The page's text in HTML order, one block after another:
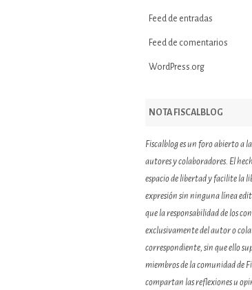
Feed de entradas
Feed de comentarios
WordPress.org
NOTA FISCALBLOG
Fiscalblog es un foro abierto a
autores y colaboradores. El
espacio de libertad y facilite la
expresión sin ninguna línea
que la responsabilidad de los
exclusivamente del autor o
correspondiente, sin que ello
miembros de la comunidad de
compartan las reflexiones u